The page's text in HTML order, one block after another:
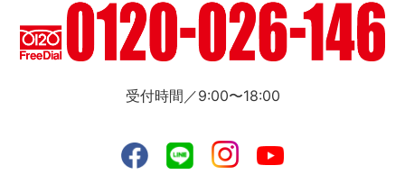
受付時間／9:00〜18:00